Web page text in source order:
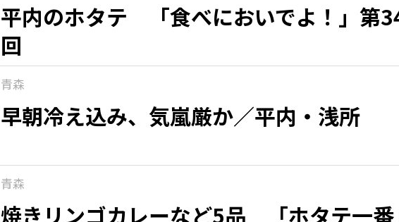
平内のホタテ 「食べにおいでよ！」第
回
青森
早朝冷え込み、気嵐厳か／平内・浅所
青森
焼きリンゴカレーなど5品 「ホタテ一番